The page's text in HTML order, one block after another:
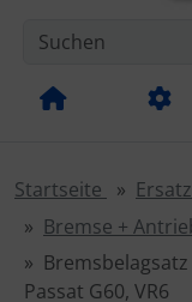
Startseite
Bremse +
Passat G60, VR6